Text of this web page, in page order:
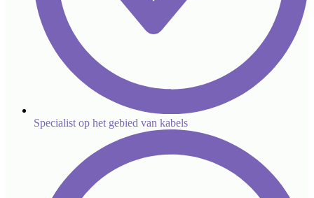
Specialist op het gebied van kabels